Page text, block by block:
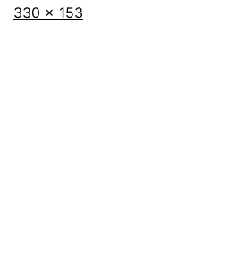
Tamaño
330 × 153